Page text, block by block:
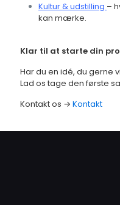
Kultur & udstilling –
kan mærke.
Klar til at starte din
Har du en idé, du gerne
Lad os tage den første
Kontakt os → Kontakt